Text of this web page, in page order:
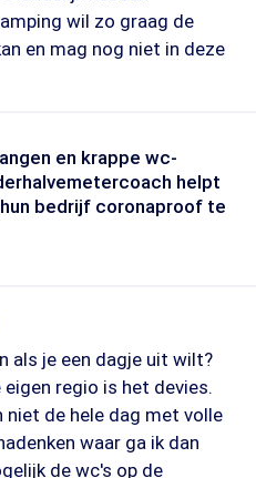
wil zo graag de
en mag nog niet in deze
en krappe wc-
helpt
bedrijf coronaproof te
als je een dagje uit wilt?
eigen regio is het devies.
niet de hele dag met volle
waar ga ik dan
de wc's op de